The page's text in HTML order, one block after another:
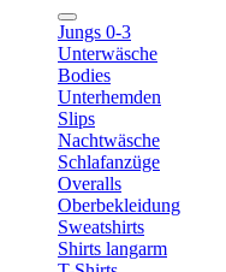
Jungs 0-3
Unterwäsche
Bodies
Unterhemden
Slips
Nachtwäsche
Schlafanzüge
Overalls
Oberbekleidung
Sweatshirts
Shirts langarm